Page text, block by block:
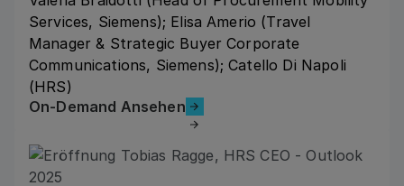
Services, Siemens); Elisa Amerio (Travel
Manager & Strategic Buyer Corporate
Communications, Siemens); Catello Di Napoli
(HRS)
On-Demand Ansehen
On-Demand Ansehen